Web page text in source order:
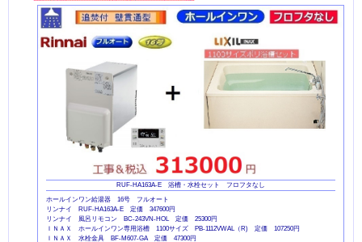
RUF-HA163A-E 浴槽・水栓セット フロフタなし
ホールインワン給湯器 16号 フルオート
リンナイ RUF-HA163A-E 定価 347600円
リンナイ 風呂リモコン BC-243VN-HOL 定価 25300円
ＩＮＡＸ ホールインワン専用浴槽 1100サイズ PB-1112VWAL（R) 定価 107250円
ＩＮＡＸ 水栓金具 BF-M607-GA 定価 47300円